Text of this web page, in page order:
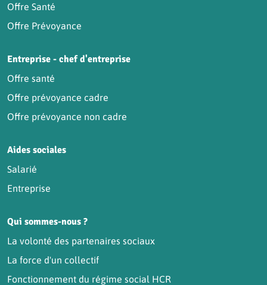
Offre Santé
Offre Prévoyance
Entreprise - chef d'entreprise
Offre santé
Offre prévoyance cadre
Offre prévoyance non cadre
Aides sociales
Salarié
Entreprise
Qui sommes-nous ?
La volonté des partenaires sociaux
La force d'un collectif
Fonctionnement du régime social HCR